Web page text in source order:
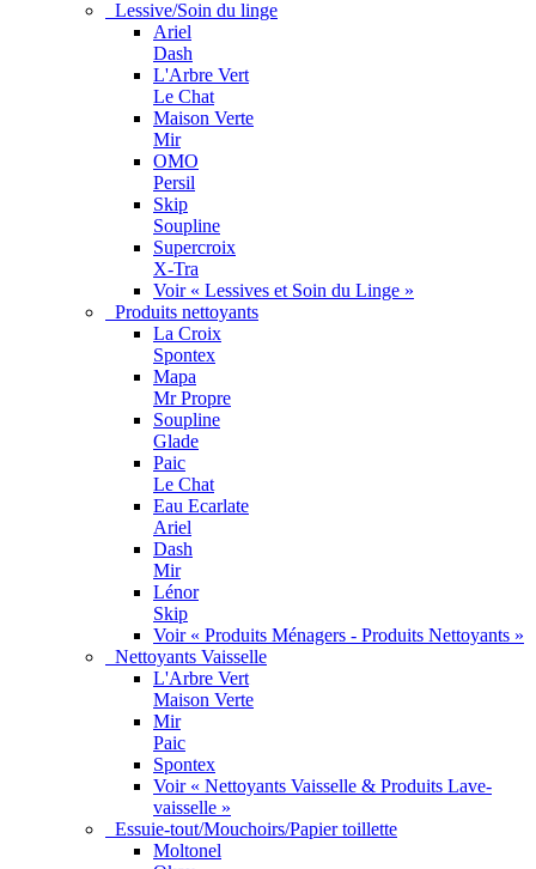
Lessive/Soin du linge
Ariel
Dash
L'Arbre Vert
Le Chat
Maison Verte
Mir
OMO
Persil
Skip
Soupline
Supercroix
X-Tra
Voir « Lessives et Soin du Linge »
Produits nettoyants
La Croix
Spontex
Mapa
Mr Propre
Soupline
Glade
Paic
Le Chat
Eau Ecarlate
Ariel
Dash
Mir
Lénor
Skip
Voir « Produits Ménagers - Produits Nettoyants »
Nettoyants Vaisselle
L'Arbre Vert
Maison Verte
Mir
Paic
Spontex
Voir « Nettoyants Vaisselle & Produits Lave-
vaisselle »
Essuie-tout/Mouchoirs/Papier toillette
Moltonel